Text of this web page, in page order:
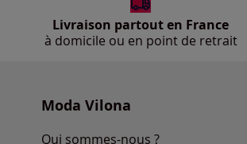
Livraison partout en France
à domicile ou en point de retrait
Moda Vilona
Qui sommes-nous ?